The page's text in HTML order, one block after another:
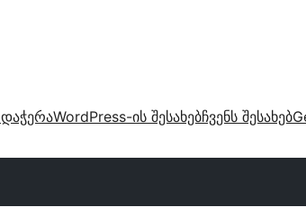
WordPress-ის შესახებჩვენს შესახებ